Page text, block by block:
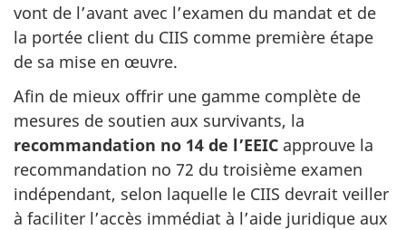
vont de l’avant avec l’examen du mandat et de
la portée client du CIIS comme première étape
de sa mise en œuvre.
Afin de mieux offrir une gamme complète de
mesures de soutien aux survivants, la
recommandation no 14 de l’EEIC approuve la
recommandation no 72 du troisième examen
indépendant, selon laquelle le CIIS devrait veiller
à faciliter l’accès immédiat à l’aide juridique aux